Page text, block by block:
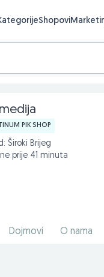
Shopovi
PIK SHOP
Široki Brijeg
prije 41 minuta
Dojmovi O nama